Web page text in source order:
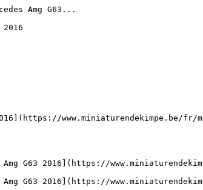
Amg G63...
G63 2016](https://
G63 2016](https://